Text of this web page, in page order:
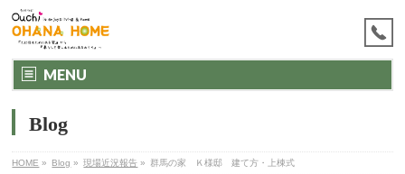
MENU
Blog
HOME » Blog » 現場近況報告 » 群馬の家 Ｋ様邸 建て方・上棟式